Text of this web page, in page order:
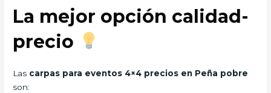
La mejor opción calidad-
precio
Las carpas para eventos 4×4 precios en Peña pobre
son: